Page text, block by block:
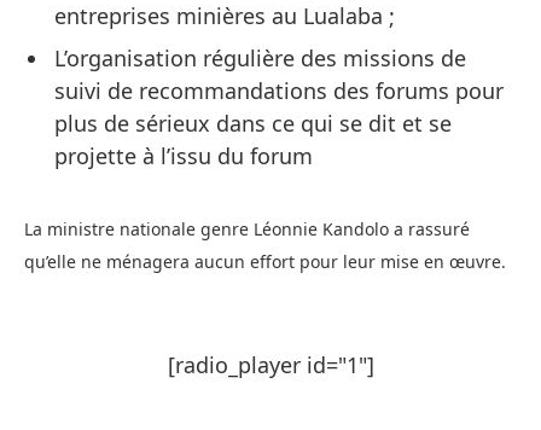
entreprises minières au Lualaba ;
L’organisation régulière des missions de
suivi de recommandations des forums pour
plus de sérieux dans ce qui se dit et se
projette à l’issu du forum
La ministre nationale genre Léonnie Kandolo a rassuré
qu’elle ne ménagera aucun effort pour leur mise en œuvre.
[radio_player id="1"]